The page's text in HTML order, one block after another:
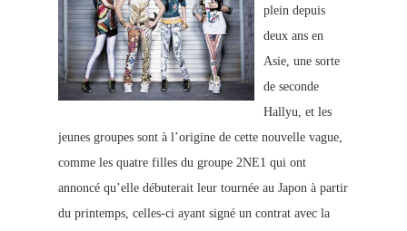
plein depuis
deux ans en
Asie, une sorte
de seconde
Hallyu, et les
jeunes groupes sont à l’origine de cette nouvelle vague,
comme les quatre filles du groupe 2NE1 qui ont
annoncé qu’elle débuterait leur tournée au Japon à partir
du printemps, celles-ci ayant signé un contrat avec la